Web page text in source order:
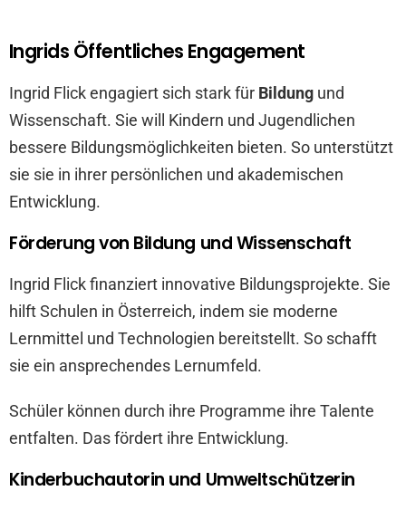
Ingrids Öffentliches Engagement
Ingrid Flick engagiert sich stark für Bildung und
Wissenschaft. Sie will Kindern und Jugendlichen
bessere Bildungsmöglichkeiten bieten. So unterstützt
sie sie in ihrer persönlichen und akademischen
Entwicklung.
Förderung von Bildung und Wissenschaft
Ingrid Flick finanziert innovative Bildungsprojekte. Sie
hilft Schulen in Österreich, indem sie moderne
Lernmittel und Technologien bereitstellt. So schafft
sie ein ansprechendes Lernumfeld.
Schüler können durch ihre Programme ihre Talente
entfalten. Das fördert ihre Entwicklung.
Kinderbuchautorin und Umweltschützerin